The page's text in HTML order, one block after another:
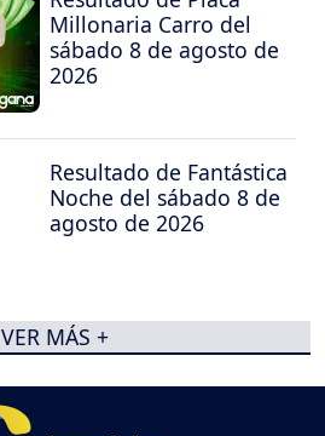
Millonaria Carro del
sábado 8 de agosto de
2026
Resultado de Fantástica
Noche del sábado 8 de
agosto de 2026
VER MÁS +